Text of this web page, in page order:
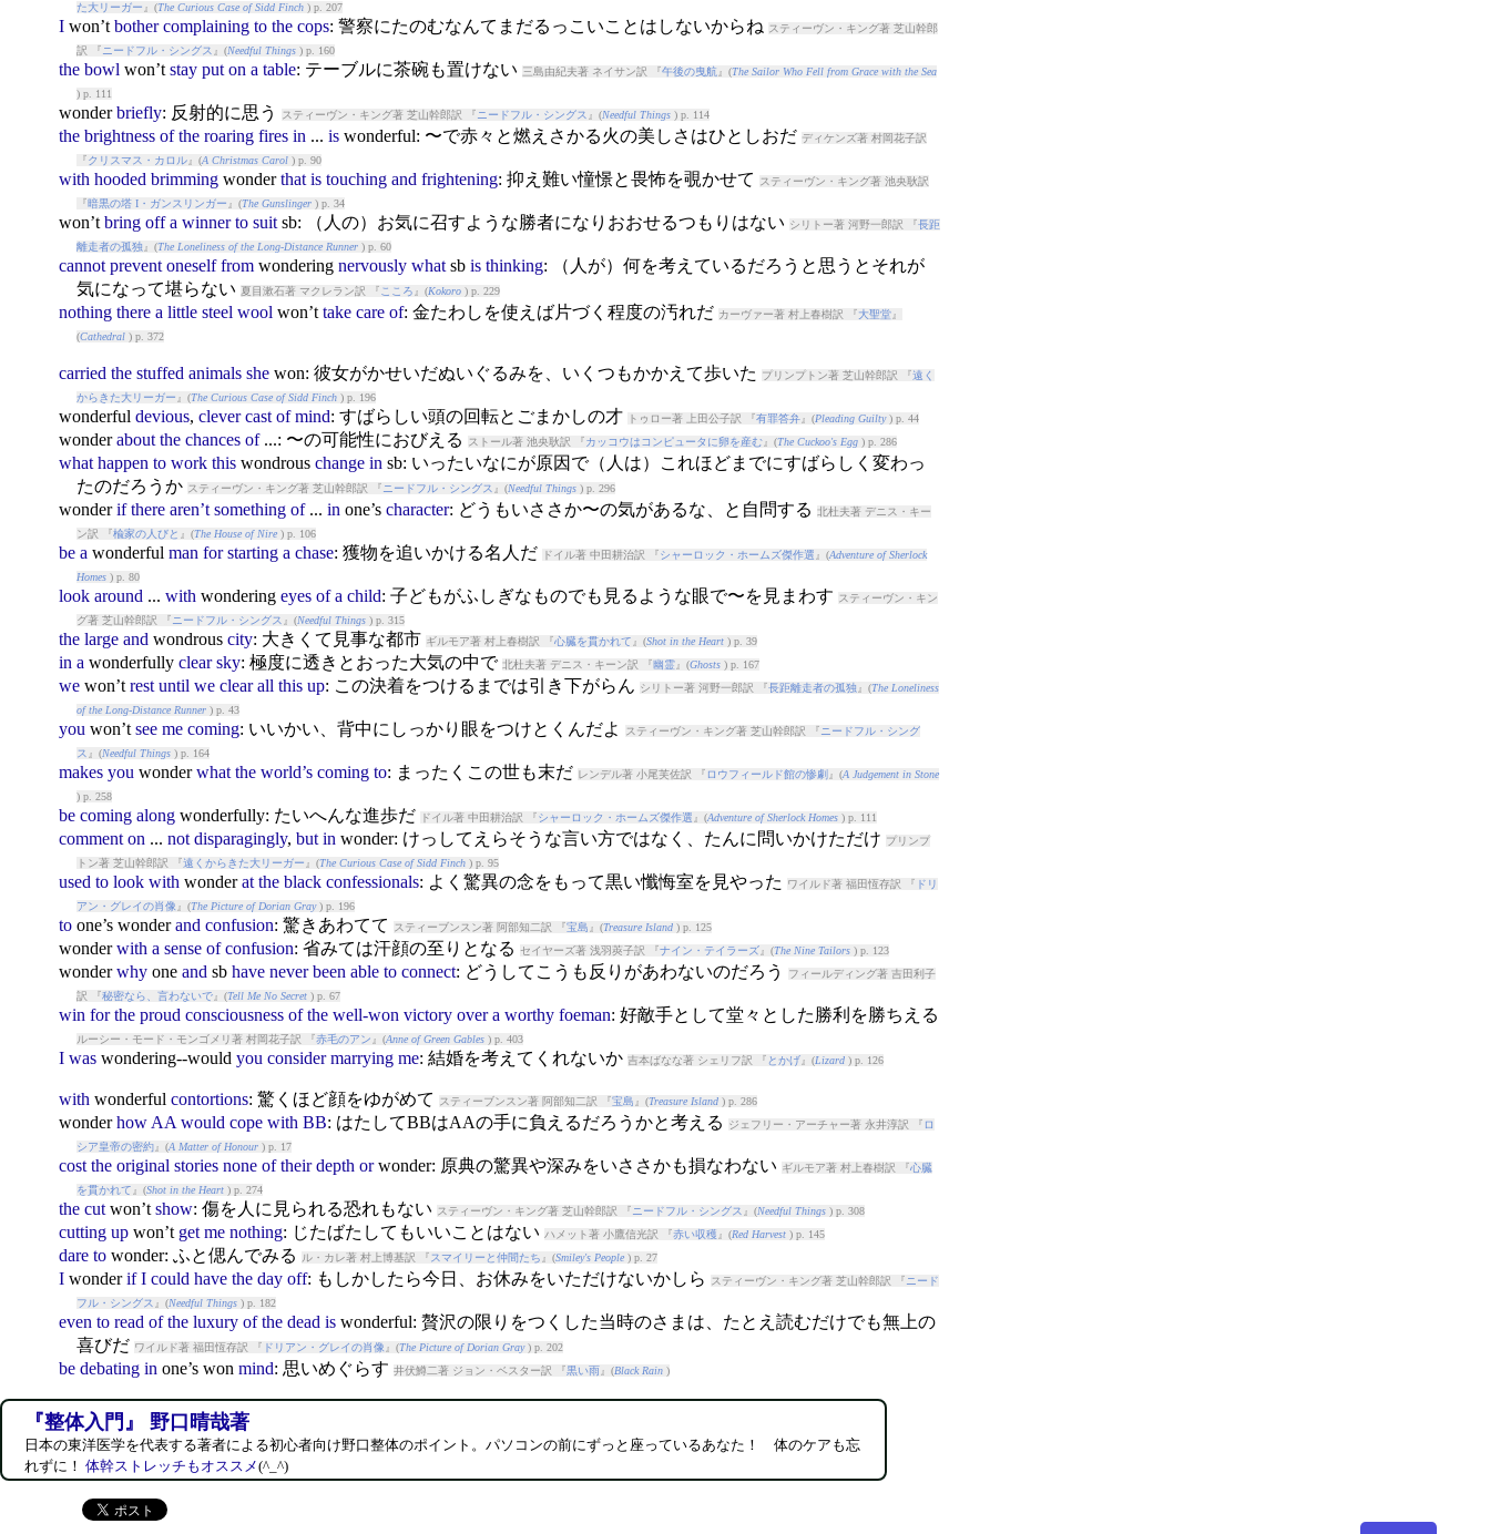
た大リーガー 』(The Curious Case of Sidd Finch) p. 207
I won’tbother complaining to the cops: 警察にたのむなんてまだるっこいことはしないからね スティーヴン・キング著 芝山幹郎
訳 『 ニードフル・シングス 』(Needful Things) p. 160
the bowl won’tstay put on a table: テーブルに茶碗も置けない 三島由紀夫著 ネイサン訳 『午後の曳航』(The Sailor Who Fell from Grace with the Sea
) p. 111
wonderbriefly: 反射的に思う スティーヴン・キング著 芝山幹郎訳 『 ニードフル・シングス 』(Needful Things) p. 114
the brightness of the roaring fires in... is wonderful: 〜で赤々と燃えさかる火の美しさはひとしおだ ディケンズ著 村岡花子訳
『 クリスマス・カロル』(A Christmas Carol) p. 90
with hooded brimming wonderthat is touching and frightening: 抑え難い憧憬と畏怖を覗かせて
スティーヴン・キング著 池央耿訳
『 暗黒の塔 I・ガンスリンガー 』(The Gunslinger) p. 34
won’tbring off a winner to suitsb: （人の）お気に召すような勝者になりおおせるつもりはない シリトー著 河野一郎訳 『長距
離走者の孤独』(The Loneliness of the Long-Distance Runner) p. 60
cannot prevent oneself from wondering nervously whatsb is thinking: （人が）何を考えているだろうと思うとそれが
気になって堪らない 夏目漱石著 マクレラン訳 『 こころ 』(Kokoro) p. 229
nothing there a little steel wool won’ttake care of: 金たわしを使えば片づく程度の汚れだ カーヴァー著 村上春樹訳 『 大聖堂』
(Cathedral) p. 372
carried the stuffed animals she won: 彼女がかせいだぬいぐるみを、いくつもかかえて歩いた プリンプトン著 芝山幹郎訳 『遠く
からきた大リーガー 』(The Curious Case of Sidd Finch) p. 196
wonderful devious, clever cast of mind: すばらしい頭の回転とごまかしの才 トゥロー著 上田公子訳 『有罪答弁』(Pleading Guilty) p. 44
wonderabout the chances of...: 〜の可能性におびえる ストール著 池央耿訳 『 カッコウはコンピュータに卵を産む』(The Cuckoo's Egg) p. 286
what happen to work this wondrous change insb: いったいなにが原因で（人は）これほどまでにすばらしく変わっ
たのだろうか スティーヴン・キング著 芝山幹郎訳 『 ニードフル・シングス 』(Needful Things) p. 296
wonderif there aren’t something of... inone’s character: どうもいささか〜の気があるな、と自問する 北杜夫著 デニス・キー
ン訳 『楡家の人びと 』(The House of Nire) p. 106
be a wonderful man for starting a chase: 獲物を追いかける名人だ ドイル著 中田耕治訳 『 シャーロック・ホームズ傑作選 』(Adventure of Sherlock
Homes) p. 80
look around... with wondering eyes of a child: 子どもがふしぎなものでも見るような眼で〜を見まわす スティーヴン・キン
グ著 芝山幹郎訳 『 ニードフル・シングス 』(Needful Things) p. 315
the large and wondrous city: 大きくて見事な都市 ギルモア著 村上春樹訳 『心臓を貫かれて 』(Shot in the Heart) p. 39
in a wonderfully clear sky: 極度に透きとおった大気の中で 北杜夫著 デニス・キーン訳 『 幽霊』(Ghosts) p. 167
we won’trest until we clear all this up: この決着をつけるまでは引き下がらん シリトー著 河野一郎訳 『長距離走者の孤独』(The Loneliness
of the Long-Distance Runner) p. 43
you won’tsee me coming: いいかい、背中にしっかり眼をつけとくんだよ スティーヴン・キング著 芝山幹郎訳 『 ニードフル・シング
ス 』(Needful Things) p. 164
makes you wonderwhat the world’s coming to: まったくこの世も末だ レンデル著 小尾芙佐訳 『 ロウフィールド館の惨劇 』(A Judgement in Stone
) p. 258
be coming along wonderfully: たいへんな進歩だ ドイル著 中田耕治訳 『 シャーロック・ホームズ傑作選 』(Adventure of Sherlock Homes) p. 111
comment on... not disparagingly, but in wonder: けっしてえらそうな言い方ではなく、たんに問いかけただけ プリンプ
トン著 芝山幹郎訳 『遠くからきた大リーガー 』(The Curious Case of Sidd Finch) p. 95
used to look with wonderat the black confessionals: よく驚異の念をもって黒い懺悔室を見やった ワイルド著 福田恆存訳 『
ドリ
アン・グレイの肖像』(The Picture of Dorian Gray) p. 196
toone’s wonderand confusion: 驚きあわてて スティーブンスン著 阿部知二訳 『宝島 』(Treasure Island) p. 125
wonderwith a sense of confusion: 省みては汗顔の至りとなる セイヤーズ著 浅羽莢子訳 『ナイン・テイラーズ 』(The Nine Tailors) p. 123
wonderwhyone andsb have never been able to connect: どうしてこうも反りがあわないのだろう
フィールディング著 吉田利子
訳 『秘密なら、言わないで』(Tell Me No Secret) p. 67
win for the proud consciousness of the well-won victory over a worthy foeman: 好敵手として堂々とした勝利を勝ちえる
ルーシー・モード・モンゴメリ著 村岡花子訳 『赤毛のアン 』(Anne of Green Gables) p. 403
I was wondering--would you consider marrying me: 結婚を考えてくれないか 吉本ばなな著 シェリフ訳 『 とかげ 』(Lizard) p. 126
with wonderful contortions: 驚くほど顔をゆがめて スティーブンスン著 阿部知二訳 『宝島 』(Treasure Island) p. 286
wonderhowAA would cope with BB: はたしてBBはAAの手に負えるだろうかと考える ジェフリー・アーチャー著 永井淳訳 『 ロ
シア皇帝の密約』(A Matter of Honour) p. 17
cost the original stories none of their depth or wonder: 原典の驚異や深みをいささかも損なわない ギルモア著 村上春樹訳 『心臓
を貫かれて 』(Shot in the Heart) p. 274
the cut won’tshow: 傷を人に見られる恐れもない スティーヴン・キング著 芝山幹郎訳 『 ニードフル・シングス 』(Needful Things) p. 308
cutting up won’t get me nothing: じたばたしてもいいことはない ハメット著 小鷹信光訳 『赤い収穫 』(Red Harvest) p. 145
dare to wonder: ふと偲んでみる ル・カレ著 村上博基訳 『 スマイリーと仲間たち 』(Smiley's People) p. 27
I wonderif I could have the day off: もしかしたら今日、お休みをいただけないかしら スティーヴン・キング著 芝山幹郎訳 『 ニード
フル・シングス 』(Needful Things) p. 182
even to read of the luxury of the dead is wonderful: 贅沢の限りをつくした当時のさまは、たとえ読むだけでも無上の
喜びだ ワイルド著 福田恆存訳 『 ドリアン・グレイの肖像』(The Picture of Dorian Gray) p. 202
be debating inone’s won mind: 思いめぐらす 井伏鱒二著 ジョン・ベスター訳 『黒い雨 』(Black Rain)
『整体入門』 野口晴哉著
日本の東洋医学を代表する著者による初心者向け野口整体のポイント。パソコンの前にずっと座っているあなた！ 体のケアも忘
れずに！ 体幹ストレッチもオススメ(^_^)